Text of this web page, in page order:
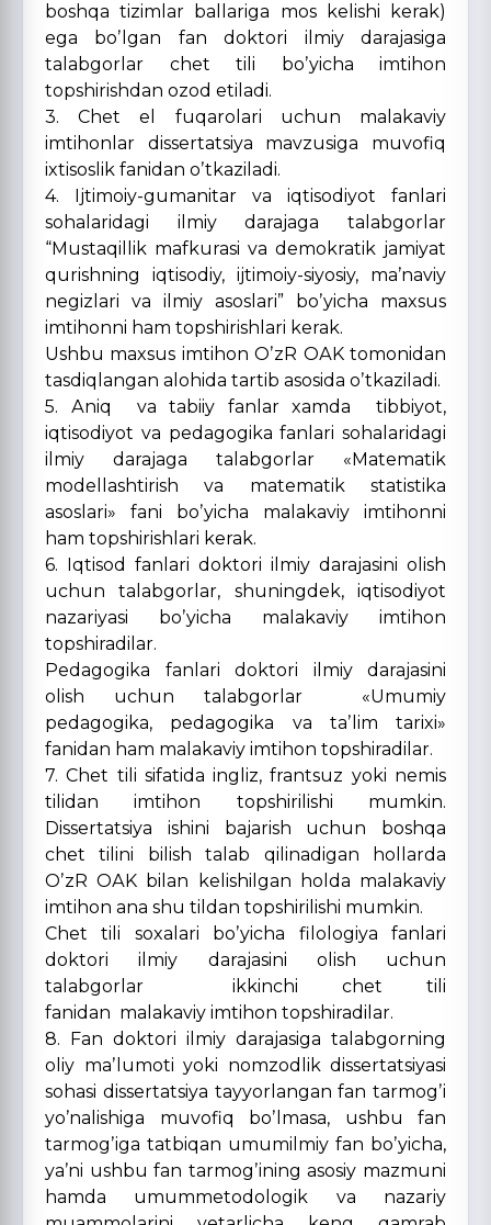
boshqa tizimlar ballariga mos kelishi kerak)
ega boʼlgan fan doktori ilmiy darajasiga
talabgorlar chet tili boʼyicha imtihon
topshirishdan ozod etiladi.
3. Chet el fuqarolari uchun malakaviy
imtihonlar dissertatsiya mavzusiga muvofiq
ixtisoslik fanidan oʼtkaziladi.
4. Ijtimoiy-gumanitar va iqtisodiyot fanlari
sohalaridagi ilmiy darajaga talabgorlar
“Mustaqillik mafkurasi va demokratik jamiyat
qurishning iqtisodiy, ijtimoiy-siyosiy, maʼnaviy
negizlari va ilmiy asoslari” boʼyicha maxsus
imtihonni ham topshirishlari kerak.
Ushbu maxsus imtihon OʼzR OАK tomonidan
tasdiqlangan alohida tartib asosida oʼtkaziladi.
5. Аniq va tabiiy fanlar xamda tibbiyot,
iqtisodiyot va pedagogika fanlari sohalaridagi
ilmiy darajaga talabgorlar «Matematik
modellashtirish va matematik statistika
asoslari» fani boʼyicha malakaviy imtihonni
ham topshirishlari kerak.
6. Iqtisod fanlari doktori ilmiy darajasini olish
uchun talabgorlar, shuningdek, iqtisodiyot
nazariyasi boʼyicha malakaviy imtihon
topshiradilar.
Pedagogika fanlari doktori ilmiy darajasini
olish uchun talabgorlar «Umumiy
pedagogika, pedagogika va taʼlim tarixi»
fanidan ham malakaviy imtihon topshiradilar.
7. Chet tili sifatida ingliz, frantsuz yoki nemis
tilidan imtihon topshirilishi mumkin.
Dissertatsiya ishini bajarish uchun boshqa
chet tilini bilish talab qilinadigan hollarda
OʼzR OАK bilan kelishilgan holda malakaviy
imtihon ana shu tildan topshirilishi mumkin.
Chet tili soxalari boʼyicha filologiya fanlari
doktori ilmiy darajasini olish uchun
talabgorlar ikkinchi chet tili
fanidan malakaviy imtihon topshiradilar.
8. Fan doktori ilmiy darajasiga talabgorning
oliy maʼlumoti yoki nomzodlik dissertatsiyasi
sohasi dissertatsiya tayyorlangan fan tarmogʼi
yoʼnalishiga muvofiq boʼlmasa, ushbu fan
tarmogʼiga tatbiqan umumilmiy fan boʼyicha,
yaʼni ushbu fan tarmogʼining asosiy mazmuni
hamda umummetodologik va nazariy